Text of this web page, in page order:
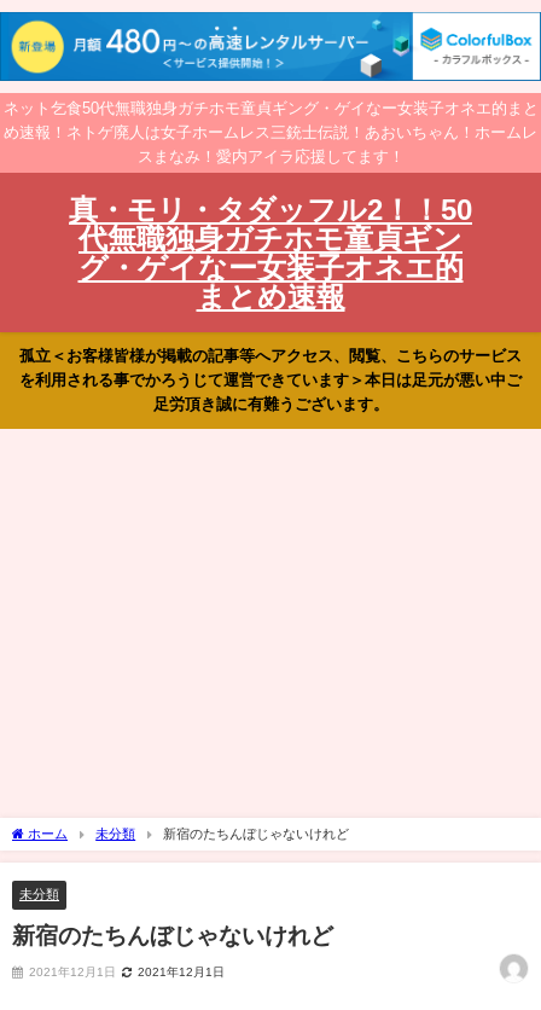
ネット乞食50代無職独身ガチホモ童貞ギング・ゲイなー女装子オネエ的まと
め速報！ネトゲ廃人は女子ホームレス三銃士伝説！あおいちゃん！ホームレ
スまなみ！愛内アイラ応援してます！
真・モリ・タダッフル2！！50
代無職独身ガチホモ童貞ギン
グ・ゲイなー女装子オネエ的
まとめ速報
孤立＜お客様皆様が掲載の記事等へアクセス、閲覧、こちらのサービス
を利用される事でかろうじて運営できています＞本日は足元が悪い中ご
足労頂き誠に有難うございます。
ホーム 未分類 新宿のたちんぼじゃないけれど
未分類
新宿のたちんぼじゃないけれど
2021年12月1日 2021年12月1日